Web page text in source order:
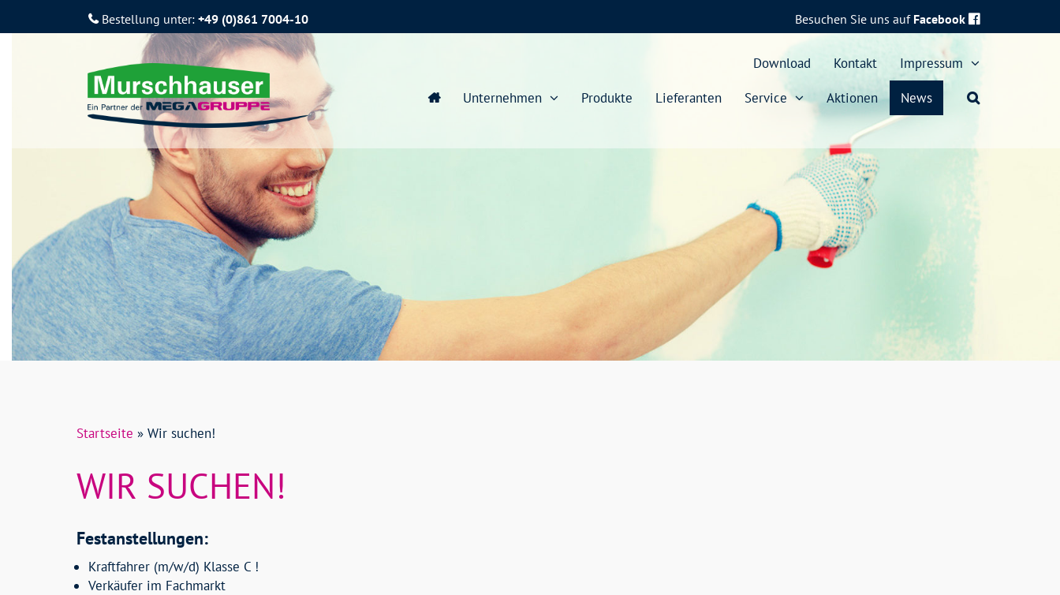
Bestellung unter: +49 (0)861 7004-10 Besuchen Sie uns auf Facebook
Download Kontakt
Impressum
Unternehmen
Produkte Lieferanten Service Aktionen News
Startseite » Wir suchen!
WIR SUCHEN!
Festanstellungen:
Kraftfahrer (m/w/d) Klasse C !
Verkäufer im Fachmarkt